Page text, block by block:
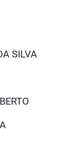
DA SILVA
SILVA